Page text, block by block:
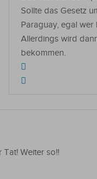
Sollte das Gesetz
Paraguay, egal
Allerdings wird
bekommen.
Weiter so!!